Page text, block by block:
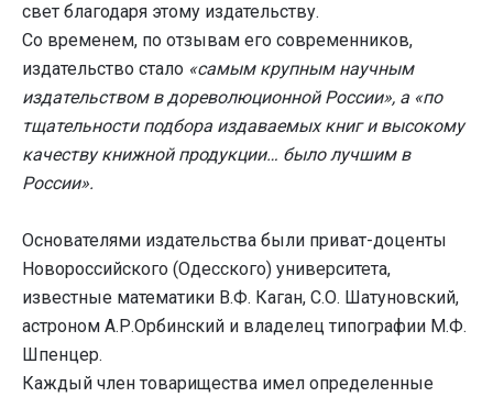
свет благодаря этому издательству.
Со временем, по отзывам его современников,
издательство стало «самым крупным научным
издательством в дореволюционной России», а «по
тщательности подбора издаваемых книг и высокому
качеству книжной продукции… было лучшим в
России».
Основателями издательства были приват-доценты
Новороссийского (Одесского) университета,
известные математики В.Ф. Каган, С.О. Шатуновский,
астроном А.Р.Орбинский и владелец типографии М.Ф.
Шпенцер.
Каждый член товарищества имел определенные